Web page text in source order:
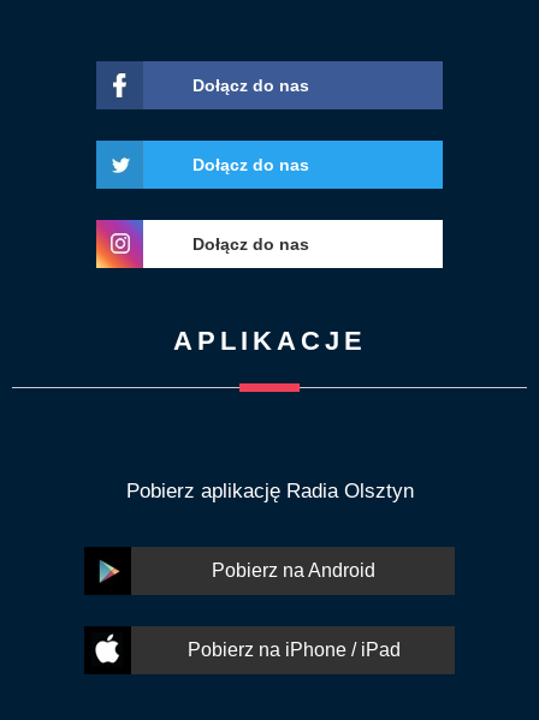
Dołącz do nas
Dołącz do nas
Dołącz do nas
APLIKACJE
Pobierz aplikację Radia Olsztyn
Pobierz na Android
Pobierz na iPhone / iPad